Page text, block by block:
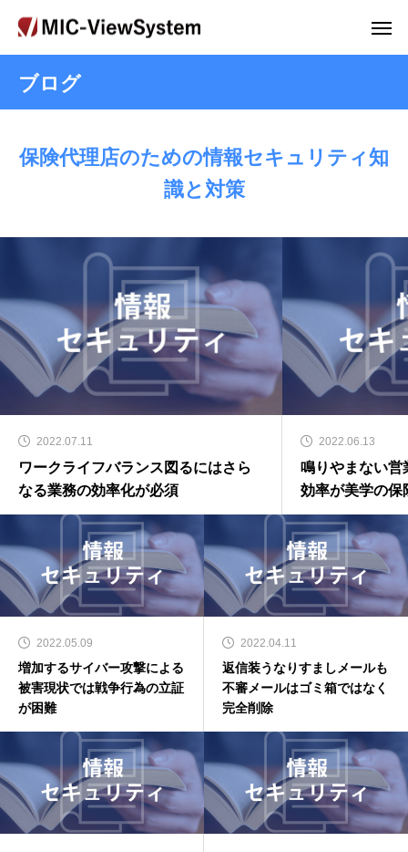
ブログ
保険代理店のための情報セキュリティ知
識と対策
2022.07.11
ワークライフバランス図るにはさら
なる業務の効率化が必須
2022.06.13
鳴りやまない営
効率が美学の保
2022.05.09
増加するサイバー攻撃による
被害現状では戦争行為の立証
が困難
2022.04.11
返信装うなりすましメールも
不審メールはゴミ箱ではなく
完全削除